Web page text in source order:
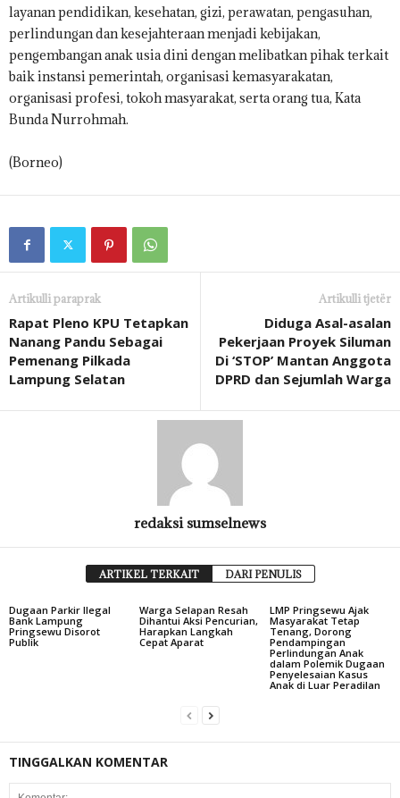
layanan pendidikan, kesehatan, gizi, perawatan, pengasuhan,
perlindungan dan kesejahteraan menjadi kebijakan,
pengembangan anak usia dini dengan melibatkan pihak terkait
baik instansi pemerintah, organisasi kemasyarakatan,
organisasi profesi, tokoh masyarakat, serta orang tua, Kata
Bunda Nurrohmah.
(Borneo)
Artikulli paraprak
Rapat Pleno KPU Tetapkan
Nanang Pandu Sebagai
Pemenang Pilkada
Lampung Selatan
Artikulli tjetër
Diduga Asal-asalan
Pekerjaan Proyek Siluman
Di ‘STOP’ Mantan Anggota
DPRD dan Sejumlah Warga
redaksi sumselnews
ARTIKEL TERKAIT DARI PENULIS
Dugaan Parkir Ilegal
Bank Lampung
Pringsewu Disorot
Publik
Warga Selapan Resah
Dihantui Aksi Pencurian,
Harapkan Langkah
Cepat Aparat
LMP Pringsewu Ajak
Masyarakat Tetap
Tenang, Dorong
Pendampingan
Perlindungan Anak
dalam Polemik Dugaan
Penyelesaian Kasus
Anak di Luar Peradilan
TINGGALKAN KOMENTAR